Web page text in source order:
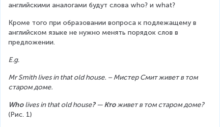
английскими аналогами будут слова who? и what?
Кроме того при образовании вопроса к подлежащему в
английском языке не нужно менять порядок слов в
предложении.
E.g.
Mr Smith lives in that old house. – Мистер Смит живет в том
старом доме.
Who lives in that old house? — Кто живет в том старом доме?
(Рис. 1)